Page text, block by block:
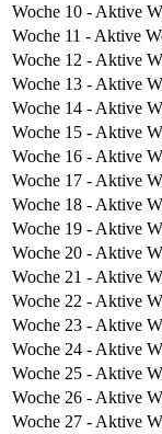
Woche 10 - Aktive
Woche 11 - Aktive
Woche 12 - Aktive
Woche 13 - Aktive
Woche 14 - Aktive
Woche 15 - Aktive
Woche 16 - Aktive
Woche 17 - Aktive
Woche 18 - Aktive
Woche 19 - Aktive
Woche 20 - Aktive
Woche 21 - Aktive
Woche 22 - Aktive
Woche 23 - Aktive
Woche 24 - Aktive
Woche 25 - Aktive
Woche 26 - Aktive
Woche 27 - Aktive